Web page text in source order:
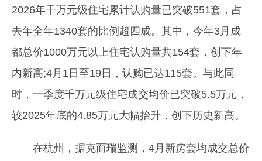
2026年千万元级住宅累计认购量已突破551套，占
去年全年1340套的比例超四成。其中，今年3月成
都总价1000万元以上住宅认购量共154套，创下年
内新高;4月1日至19日，认购已达115套。与此同
时，一季度千万元级住宅成交均价已突破5.5万元，
较2025年底的4.85万元大幅抬升，创下历史新高。
在杭州，据克而瑞监测，4月新房套均成交总价